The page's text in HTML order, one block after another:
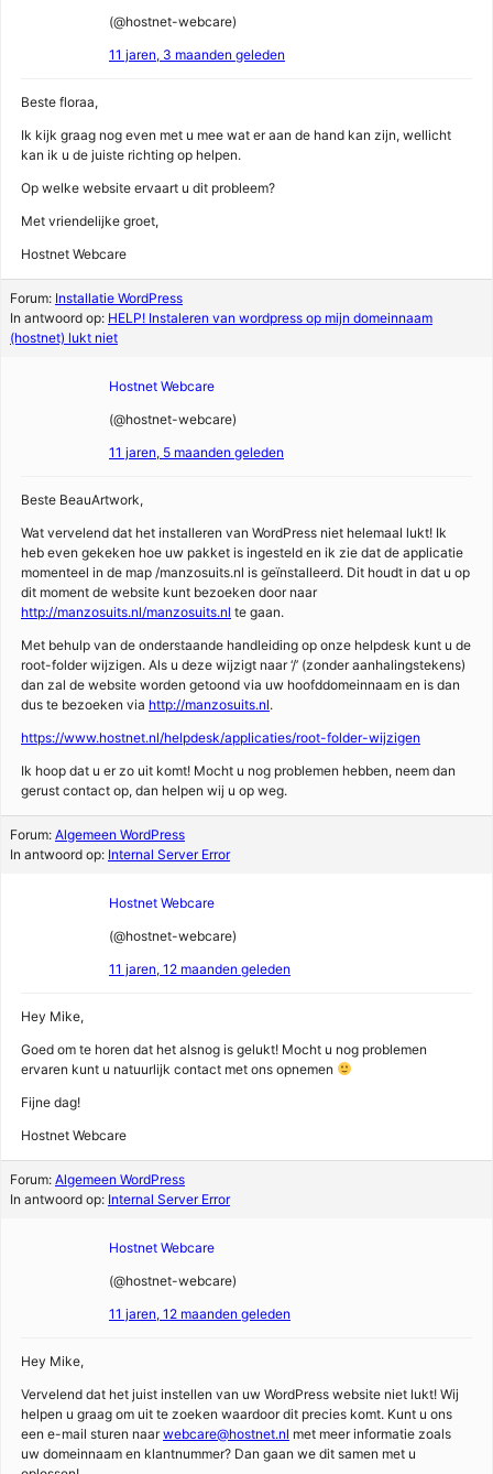
(@hostnet-webcare)
11 jaren, 3 maanden geleden
Beste floraa,
Ik kijk graag nog even met u mee wat er aan de hand kan zijn, wellicht
kan ik u de juiste richting op helpen.
Op welke website ervaart u dit probleem?
Met vriendelijke groet,
Hostnet Webcare
Forum: Installatie WordPress
In antwoord op: HELP! Instaleren van wordpress op mijn domeinnaam
(hostnet) lukt niet
Hostnet Webcare
(@hostnet-webcare)
11 jaren, 5 maanden geleden
Beste BeauArtwork,
Wat vervelend dat het installeren van WordPress niet helemaal lukt! Ik
heb even gekeken hoe uw pakket is ingesteld en ik zie dat de applicatie
momenteel in de map /manzosuits.nl is geïnstalleerd. Dit houdt in dat u op
dit moment de website kunt bezoeken door naar
http://manzosuits.nl/manzosuits.nl te gaan.
Met behulp van de onderstaande handleiding op onze helpdesk kunt u de
root-folder wijzigen. Als u deze wijzigt naar ‘/’ (zonder aanhalingstekens)
dan zal de website worden getoond via uw hoofddomeinnaam en is dan
dus te bezoeken via http://manzosuits.nl.
https://www.hostnet.nl/helpdesk/applicaties/root-folder-wijzigen
Ik hoop dat u er zo uit komt! Mocht u nog problemen hebben, neem dan
gerust contact op, dan helpen wij u op weg.
Forum: Algemeen WordPress
In antwoord op: Internal Server Error
Hostnet Webcare
(@hostnet-webcare)
11 jaren, 12 maanden geleden
Hey Mike,
Goed om te horen dat het alsnog is gelukt! Mocht u nog problemen
ervaren kunt u natuurlijk contact met ons opnemen
Fijne dag!
Hostnet Webcare
Forum: Algemeen WordPress
In antwoord op: Internal Server Error
Hostnet Webcare
(@hostnet-webcare)
11 jaren, 12 maanden geleden
Hey Mike,
Vervelend dat het juist instellen van uw WordPress website niet lukt! Wij
helpen u graag om uit te zoeken waardoor dit precies komt. Kunt u ons
een e-mail sturen naarwebcare@hostnet.nl met meer informatie zoals
uw domeinnaam en klantnummer? Dan gaan we dit samen met u